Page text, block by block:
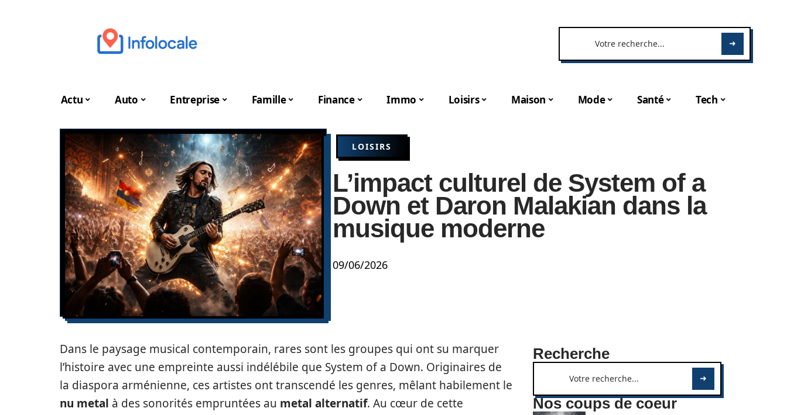
Actu Auto Entreprise Famille Finance Immo Loisirs Maison Mode Santé Tech
LOISIRS
L’impact culturel de System of a
Down et Daron Malakian dans la
musique moderne
09/06/2026
Dans le paysage musical contemporain, rares sont les groupes qui ont su marquer
l’histoire avec une empreinte aussi indélébile que System of a Down. Originaires de
la diaspora arménienne, ces artistes ont transcendé les genres, mêlant habilement le
nu metal à des sonorités empruntées au metal alternatif. Au cœur de cette
Recherche
Nos coups de coeur